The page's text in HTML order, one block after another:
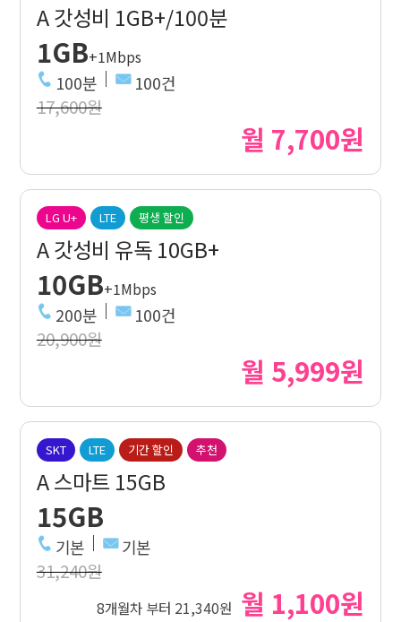
A 갓성비 1GB+/100분
1GB+1Mbps
100분 100건
17,600원
월 7,700원
LG U+ LTE 평생 할인
A 갓성비 유독 10GB+
10GB+1Mbps
200분 100건
20,900원
월 5,999원
SKT LTE 기간 할인 추천
A 스마트 15GB
15GB
기본 기본
31,240원
8개월차 부터 21,340원 월 1,100원